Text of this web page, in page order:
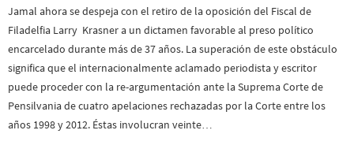
Jamal ahora se despeja con el retiro de la oposición del Fiscal de
Filadelfia Larry Krasner a un dictamen favorable al preso político
encarcelado durante más de 37 años. La superación de este obstáculo
significa que el internacionalmente aclamado periodista y escritor
puede proceder con la re-argumentación ante la Suprema Corte de
Pensilvania de cuatro apelaciones rechazadas por la Corte entre los
años 1998 y 2012. Éstas involucran veinte…